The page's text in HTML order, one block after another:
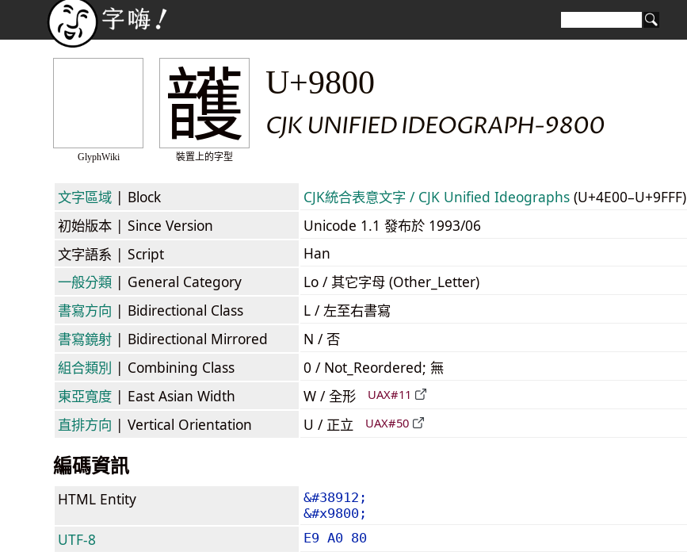
GlyphWiki
頀
裝置上的字型
U+9800
CJK UNIFIED IDEOGRAPH-9800
文字區域 | Block CJK統合表意文字 / CJK Unified Ideographs (U+4E00–U+9FFF)
初始版本 | Since Version
Unicode 1.1 發布於 1993/06
文字語系 | Script
Han
一般分類 | General Category
Lo / 其它字母 (Other_Letter)
書寫方向 | Bidirectional Class
L / 左至右書寫
書寫鏡射 | Bidirectional Mirrored
N / 否
組合類別 | Combining Class
0 / Not_Reordered; 無
東亞寬度 | East Asian Width W / 全形 UAX#11
直排方向 | Vertical Orientation U / 正立 UAX#50
編碼資訊
HTML Entity
&#38912;
&#x9800;
UTF-8 E9 A0 80